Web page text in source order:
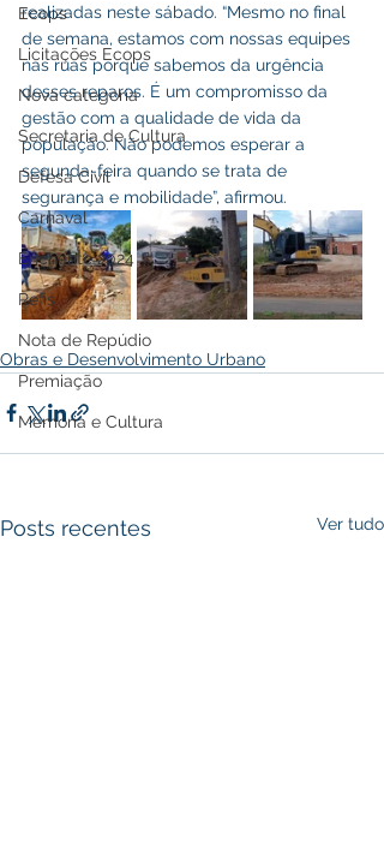
Ecops
Licitações Ecops
Nova categoria
Secretaria de Cultura
Defesa Civil
Carnaval
Enchente 2024
Refis
Nota de Repúdio
Premiação
Memória e Cultura
realizadas neste sábado. “Mesmo no final
de semana, estamos com nossas equipes
nas ruas porque sabemos da urgência
desses reparos. É um compromisso da
gestão com a qualidade de vida da
população. Não podemos esperar a
segunda-feira quando se trata de
segurança e mobilidade”, afirmou.
Obras e Desenvolvimento Urbano
Posts recentes Ver tudo